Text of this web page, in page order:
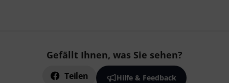
Gefällt Ihnen, was Sie sehen?
Teilen Hilfe & Feedback